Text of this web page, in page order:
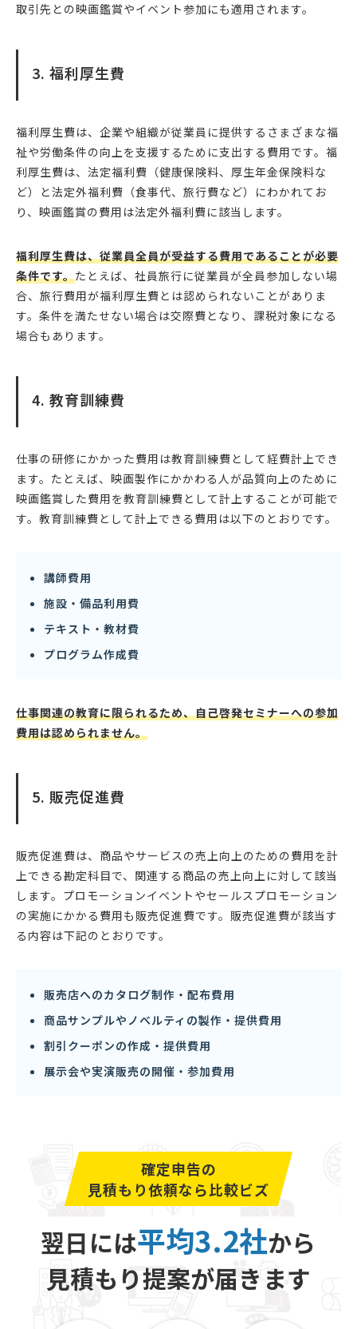
取引先との映画鑑賞やイベント参加にも適用されます。
3. 福利厚生費
福利厚生費は、企業や組織が従業員に提供するさまざまな福
祉や労働条件の向上を支援するために支出する費用です。福
利厚生費は、法定福利費（健康保険料、厚生年金保険料な
ど）と法定外福利費（食事代、旅行費など）にわかれてお
り、映画鑑賞の費用は法定外福利費に該当します。
福利厚生費は、従業員全員が受益する費用であることが必要
条件です。たとえば、社員旅行に従業員が全員参加しない場
合、旅行費用が福利厚生費とは認められないことがありま
す。条件を満たせない場合は交際費となり、課税対象になる
場合もあります。
4. 教育訓練費
仕事の研修にかかった費用は教育訓練費として経費計上でき
ます。たとえば、映画製作にかかわる人が品質向上のために
映画鑑賞した費用を教育訓練費として計上することが可能で
す。教育訓練費として計上できる費用は以下のとおりです。
講師費用
施設・備品利用費
テキスト・教材費
プログラム作成費
仕事関連の教育に限られるため、自己啓発セミナーへの参加
費用は認められません。
5. 販売促進費
販売促進費は、商品やサービスの売上向上のための費用を計
上できる勘定科目で、関連する商品の売上向上に対して該当
します。プロモーションイベントやセールスプロモーション
の実施にかかる費用も販売促進費です。販売促進費が該当す
る内容は下記のとおりです。
販売店へのカタログ制作・配布費用
商品サンプルやノベルティの製作・提供費用
割引クーポンの作成・提供費用
展示会や実演販売の開催・参加費用
確定申告の
見積もり依頼なら比較ビズ
翌日には平均3.2社から
見積もり提案が届きます